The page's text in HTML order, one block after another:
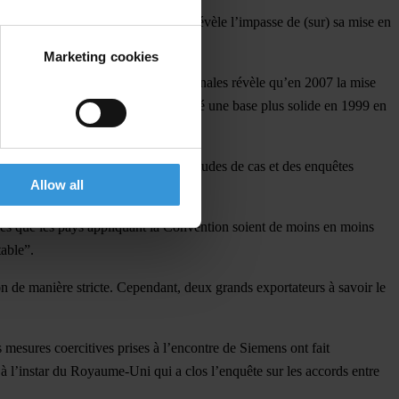
Marketing cookies
Allow all
International (TI) révèle l’impasse de (sur) sa mise en
commerciales internationales révèle qu’en 2007 la mise
la moitié. La Convention a trouvé une base plus solide en 1999 en
rapport fait également état des études de cas et des enquêtes
que les pays appliquant la Convention soient de moins en moins
manière stricte. Cependant, deux grands exportateurs à savoir le
coercitives prises à l’encontre de Siemens ont fait
du Royaume-Uni qui a clos l’enquête sur les accords entre